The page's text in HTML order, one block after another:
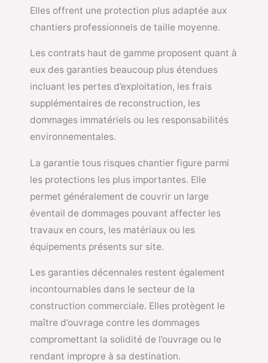
Elles offrent une protection plus adaptée aux
chantiers professionnels de taille moyenne.
Les contrats haut de gamme proposent quant à
eux des garanties beaucoup plus étendues
incluant les pertes d’exploitation, les frais
supplémentaires de reconstruction, les
dommages immatériels ou les responsabilités
environnementales.
La garantie tous risques chantier figure parmi
les protections les plus importantes. Elle
permet généralement de couvrir un large
éventail de dommages pouvant affecter les
travaux en cours, les matériaux ou les
équipements présents sur site.
Les garanties décennales restent également
incontournables dans le secteur de la
construction commerciale. Elles protègent le
maître d’ouvrage contre les dommages
compromettant la solidité de l’ouvrage ou le
rendant impropre à sa destination.